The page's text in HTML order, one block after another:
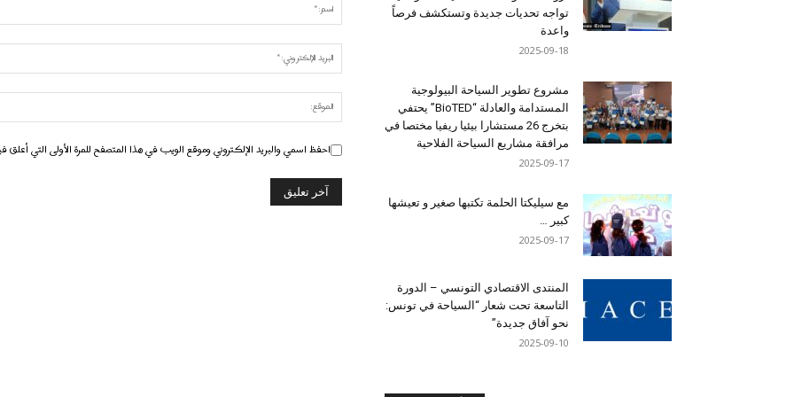
احفظ اسمي والبريد الإلكتروني وموقع الويب في هذا المتصفح للمرة الأولى التي أعلق
تواجه تحديات جديدة وتستكشف فرصاً
واعدة
2025-09-18
مشروع تطوير السياحة البيولوجية
المستدامة والعادلة “BioTED” يحتفي
بتخرج 26 مستشارا بيئيا ريفيا مختصا في
مرافقة مشاريع السياحة الفلاحية
2025-09-17
مع سيليكتا الحلمة تكتبها صغير و تعيشها
كبير …
2025-09-17
المنتدى الاقتصادي التونسي – الدورة
التاسعة تحت شعار “السياحة في تونس:
نحو آفاق جديدة”
2025-09-10